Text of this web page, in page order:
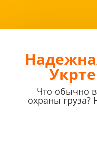
Что обычно
охраны